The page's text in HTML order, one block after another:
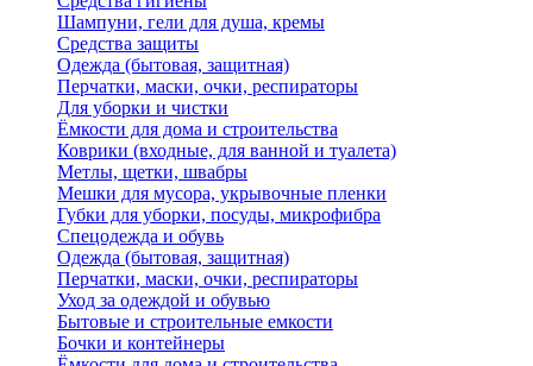
Шампуни, гели для душа, кремы
Средства защиты
Одежда (бытовая, защитная)
Перчатки, маски, очки, респираторы
Для уборки и чистки
Ёмкости для дома и строительства
Коврики (входные, для ванной и туалета)
Метлы, щетки, швабры
Мешки для мусора, укрывочные пленки
Губки для уборки, посуды, микрофибра
Спецодежда и обувь
Одежда (бытовая, защитная)
Перчатки, маски, очки, респираторы
Уход за одеждой и обувью
Бытовые и строительные емкости
Бочки и контейнеры